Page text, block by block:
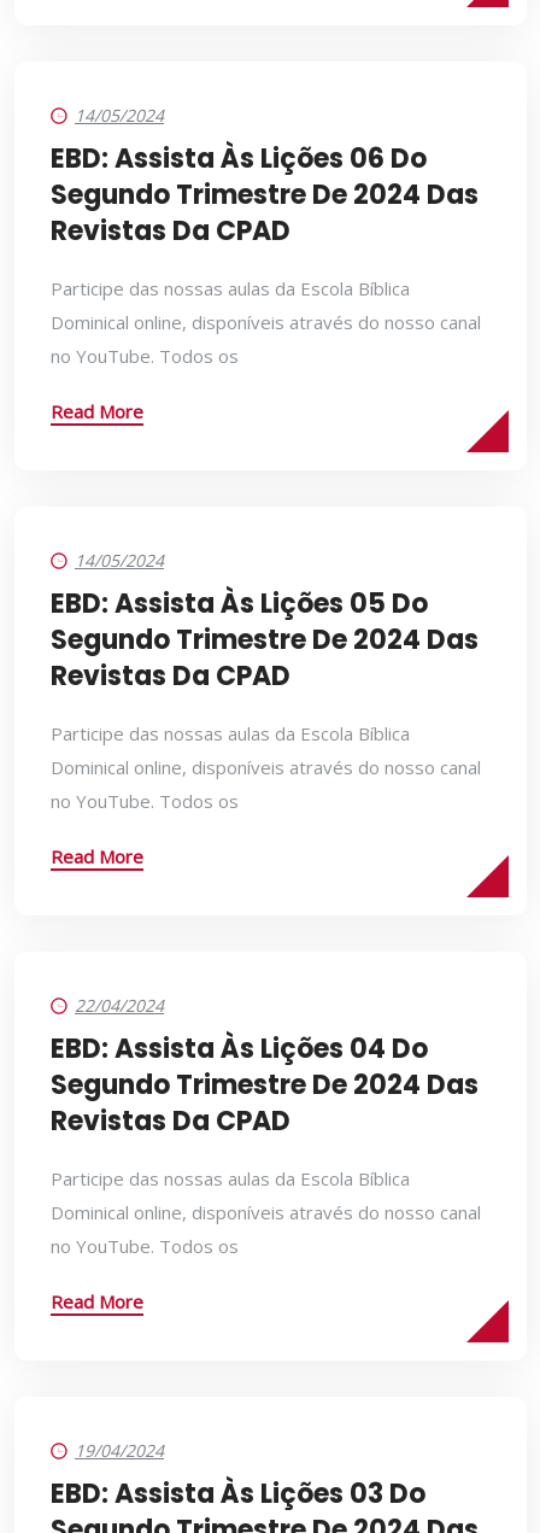
14/05/2024
EBD: Assista Às Lições 06 Do
Segundo Trimestre De 2024 Das
Revistas Da CPAD
Participe das nossas aulas da Escola Bíblica
Dominical online, disponíveis através do nosso canal
no YouTube. Todos os
Read More
14/05/2024
EBD: Assista Às Lições 05 Do
Segundo Trimestre De 2024 Das
Revistas Da CPAD
Participe das nossas aulas da Escola Bíblica
Dominical online, disponíveis através do nosso canal
no YouTube. Todos os
Read More
22/04/2024
EBD: Assista Às Lições 04 Do
Segundo Trimestre De 2024 Das
Revistas Da CPAD
Participe das nossas aulas da Escola Bíblica
Dominical online, disponíveis através do nosso canal
no YouTube. Todos os
Read More
19/04/2024
EBD: Assista Às Lições 03 Do